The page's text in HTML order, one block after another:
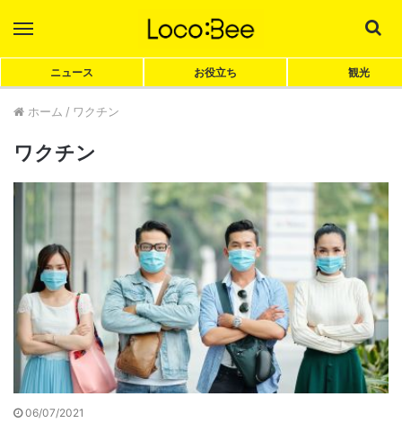
ニュース お役立ち 観光
ホーム / ワクチン
ワクチン
06/07/2021